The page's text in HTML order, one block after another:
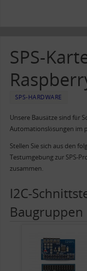
SPS-
SPS-HARDWARE
Unsere Bausätze sind für
Automationslösungen im
Stellen Sie sich aus den
Testumgebung zur SPS-
zusammen.
I2C-
Baugruppen